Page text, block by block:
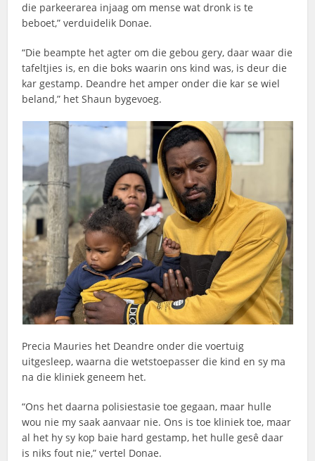
die parkeerarea injaag om mense wat dronk is te
beboet,” verduidelik Donae.
“Die beampte het agter om die gebou gery, daar waar die
tafeltjies is, en die boks waarin ons kind was, is deur die
kar gestamp. Deandre het amper onder die kar se wiel
beland,” het Shaun bygevoeg.
Precia Mauries het Deandre onder die voertuig
uitgesleep, waarna die wetstoepasser die kind en sy ma
na die kliniek geneem het.
“Ons het daarna polisiestasie toe gegaan, maar hulle
wou nie my saak aanvaar nie. Ons is toe kliniek toe, maar
al het hy sy kop baie hard gestamp, het hulle gesê daar
is niks fout nie,” vertel Donae.